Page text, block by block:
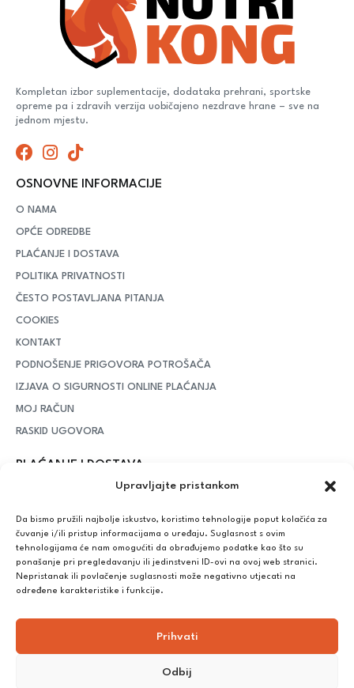
Upravljajte pristankom
Da bismo pružili najbolje iskustvo, koristimo tehnologije poput kolačića za
čuvanje i/ili pristup informacijama o uređaju. Suglasnost s ovim
tehnologijama će nam omogućiti da obrađujemo podatke kao što su
ponašanje pri pregledavanju ili jedinstveni ID-ovi na ovoj web stranici.
Nepristanak ili povlačenje suglasnosti može negativno utjecati na
određene karakteristike i funkcije.
Prihvati
Odbij
Kompletan izbor suplementacije, dodataka prehrani, sportske
opreme pa i zdravih verzija uobičajeno nezdrave hrane – sve na
jednom mjestu.
OSNOVNE INFORMACIJE
O NAMA
OPĆE ODREDBE
PLAĆANJE I DOSTAVA
POLITIKA PRIVATNOSTI
ČESTO POSTAVLJANA PITANJA
COOKIES
KONTAKT
PODNOŠENJE PRIGOVORA POTROŠAČA
IZJAVA O SIGURNOSTI ONLINE PLAĆANJA
MOJ RAČUN
RASKID UGOVORA
PLAĆANJE I DOSTAVA
– iznad potrošenih 55 eura dostava je
Plaćanje:
Bankovna transakcija, plaćanje prilikom preuzimanja, CorvusPay